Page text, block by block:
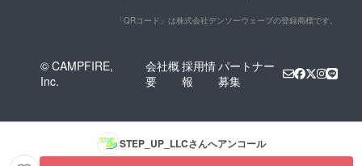
「QRコード」は株式会社デンソーウェーブの登録商標です。
© CAMPFIRE,
Inc.
会社概
要
採用情
報
パートナー
募集
STEP_UP_LLCさんへアンコール